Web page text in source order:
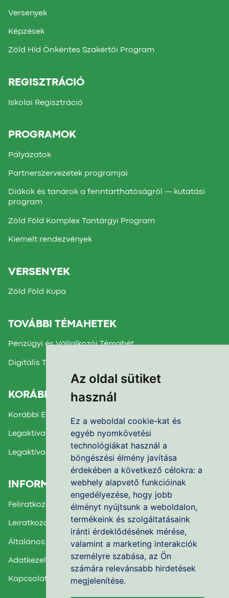
Az oldal sütiket
használ
Ez a weboldal cookie-kat és
egyéb nyomkövetési
technológiákat használ a
böngészési élmény javítása
érdekében a következő célokra: a
webhely alapvető funkcióinak
engedélyezése, hogy jobb
élményt nyújtsunk a weboldalon,
termékeink és szolgáltatásaink
iránti érdeklődésének mérése,
valamint a marketing interakciók
személyre szabása, az Ön
számára relevánsabb hirdetések
megjelenítése.
Versenyek
Képzések
Zöld Híd Önkéntes Szakértői Program
REGISZTRÁCIÓ
Iskolai Regisztráció
PROGRAMOK
Pályázatok
Partnerszervezetek programjai
Diákok és tanárok a fenntarthatóságról — kutatási
program
Zöld Föld Komplex Tantárgyi Program
Kiemelt rendezvények
VERSENYEK
Zöld Föld Kupa
TOVÁBBI TÉMAHETEK
Pénzügyi és Vállalkozói Témahét
Digitális Témahét
KORÁBBI TÉMAHETEK
Korábbi Évek Beszámolói
Legaktívabb Iskola díj 2025.
Legaktívabb Iskola díj 2024.
INFORMÁCIÓK
Feliratkozás a Hírlevélre
Leiratkozás a Hírlevélről
Általános Felhasználási Feltételek
Adatkezelési Nyilatkozat
Kapcsolatfelvétel